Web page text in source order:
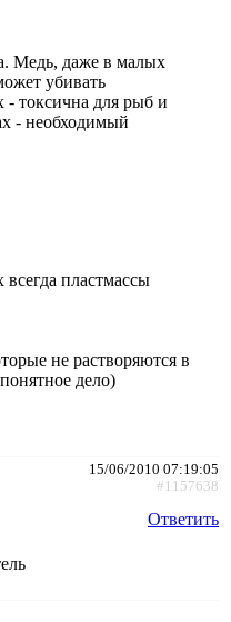
Медь, даже в малых
убивать
- токсична для рыб и
- необходимый
пластмассы
не растворяются в
дело)
15/06/2010 07:19:05
#1157638
Ответить